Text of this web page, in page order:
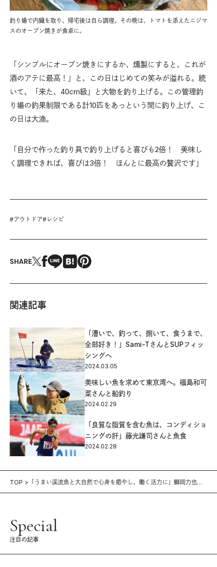
釣り場で内臓を取り、帰宅後は自ら調理。その晩は、トマトを添えたニジマ
スのオーブン焼きが食卓に。
「シンプルにオーブン焼きにするか、燻製にすると、これが
酒のアテに最高！」と、この日はじめての笑みが溢れる。続
いて、「来た、40cm級」と大物を釣り上げる。この管理釣
り場の釣果制限である計10匹をあっという間に釣り上げ、こ
の日は大漁。
「自分で作った釣り具で釣り上げると喜びも2倍！ 美味し
く調理できれば、喜びは3倍！ ほんとに最高の贅沢です」
#アウトドア# レシピ
SHARE
関連記事
「漕いで、釣って、捌いて、食うまで、
全部好き！」Sami-TさんとSUPフィッ
シングへ
2024.03.05
美味しい魚を求めて東京湾へ。福島和可
菜さんと船釣り
2024.02.29
「良質な脂質を含む魚は、コンディショ
ニングの肝」藤光謙司さんと魚食
2024.02.28
TOP
「うまい渓流魚と大自然で心身を癒やし、働く活力に」鰤岡力也さ
Special
注目の記事